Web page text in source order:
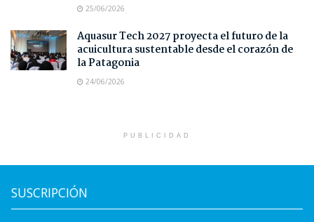
25/06/2026
Aquasur Tech 2027 proyecta el futuro de la
acuicultura sustentable desde el corazón de
la Patagonia
24/06/2026
PUBLICIDAD
SUSCRIPCIÓN